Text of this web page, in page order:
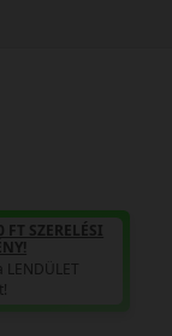
FT SZERELÉSI
LENDÜLET